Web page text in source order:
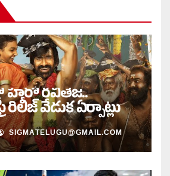
రవితేజ..
రిలీజ్ వేడుక ఏర్పాట్లు
SIGMATELUGU@GMAIL.COM